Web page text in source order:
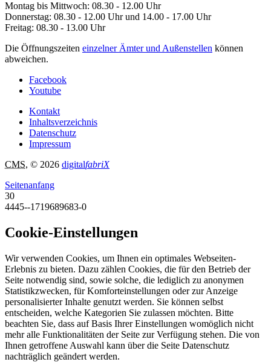
Montag bis Mittwoch: 08.30 - 12.00 Uhr
Donnerstag: 08.30 - 12.00 Uhr und 14.00 - 17.00 Uhr
Freitag: 08.30 - 13.00 Uhr
Die Öffnungszeiten einzelner Ämter und Außenstellen können
abweichen.
Facebook
Youtube
Kontakt
Inhaltsverzeichnis
Datenschutz
Impressum
CMS, © 2026 digitalfabriX
Seitenanfang
30
4445--1719689683-0
Cookie-Einstellungen
Wir verwenden Cookies, um Ihnen ein optimales Webseiten-
Erlebnis zu bieten. Dazu zählen Cookies, die für den Betrieb der
Seite notwendig sind, sowie solche, die lediglich zu anonymen
Statistikzwecken, für Komforteinstellungen oder zur Anzeige
personalisierter Inhalte genutzt werden. Sie können selbst
entscheiden, welche Kategorien Sie zulassen möchten. Bitte
beachten Sie, dass auf Basis Ihrer Einstellungen womöglich nicht
mehr alle Funktionalitäten der Seite zur Verfügung stehen. Die von
Ihnen getroffene Auswahl kann über die Seite Datenschutz
nachträglich geändert werden.